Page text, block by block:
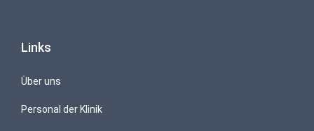
Links
Über uns
Personal der Klinik